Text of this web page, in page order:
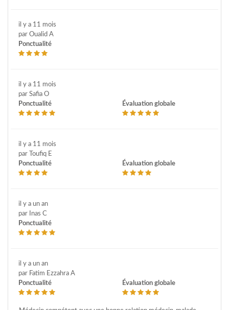
il y a 11 mois
par Oualid A
Ponctualité
il y a 11 mois
par Safia O
Ponctualité
Évaluation globale
il y a 11 mois
par Toufiq E
Ponctualité
Évaluation globale
il y a un an
par Inas C
Ponctualité
il y a un an
par Fatim Ezzahra A
Ponctualité
Évaluation globale